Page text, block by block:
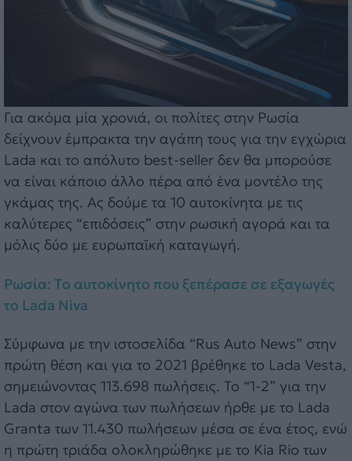
Για ακόμα μία χρονιά, οι πολίτες στην Ρωσία
δείχνουν έμπρακτα την αγάπη τους για την εγχώρια
Lada και το απόλυτο best-seller δεν θα μπορούσε
να είναι κάποιο άλλο πέρα από ένα μοντέλο της
γκάμας της. Ας δούμε τα 10 αυτοκίνητα με τις
καλύτερες “επιδόσεις” στην ρωσική αγορά και τα
μόλις δύο με ευρωπαϊκή καταγωγή.
Ρωσία: Tο αυτοκίνητο που ξεπέρασε σε εξαγωγές
το Lada Niva
Σύμφωνα με την ιστοσελίδα “Rus Auto News” στην
πρώτη θέση και για το 2021 βρέθηκε το Lada Vesta,
σημειώνοντας 113.698 πωλήσεις. Το “1-2” για την
Lada στον αγώνα των πωλήσεων ήρθε με το Lada
Granta των 11.430 πωλήσεων μέσα σε ένα έτος, ενώ
η πρώτη τριάδα ολοκληρώθηκε με το Kia Rio των